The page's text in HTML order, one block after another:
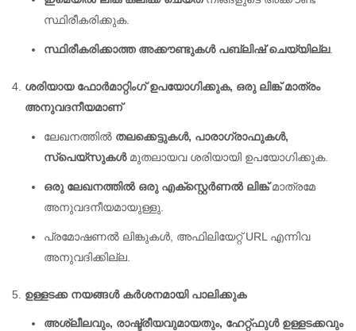
സ്ഥിരീകരിക്കുക.
സ്ഥിരീകരിക്കാത്ത അക്കൗണ്ടുകൾ പബ്ലിഷ് ചെയ്യില്ല.
ശരിയായ ഫോർമാറ്റിംഗ് ഉപയോഗിക്കുക, ഒരു ലിങ്ക് മാത്രം
അനുവദനീയമാണ്
ലേഖനത്തിൽ തലക്കെട്ടുകൾ, പാരാഗ്രാഫുകൾ,
സ്പെയ്സുകൾമുതലായവ ശരിയായി ഉപയോഗിക്കുക.
ഒരു ലേഖനത്തിൽ ഒരു എക്സ്റ്റെർണൽ ലിങ്ക്മാത്രമേ
അനുവദനീയമായുള്ളു.
പ്രമോഷണൽ ലിങ്കുകൾ, അഫിലിയേറ്റ് URL എന്നിവ
അനുവദിക്കില്ല.
ഉള്ളടക്ക നയങ്ങൾ കർശനമായി പാലിക്കുക
അശ്ലീലവും, രാഷ്ട്രീയവുമായതും, ഹേറ്റ്ഫുൾ ഉള്ളടക്കവും